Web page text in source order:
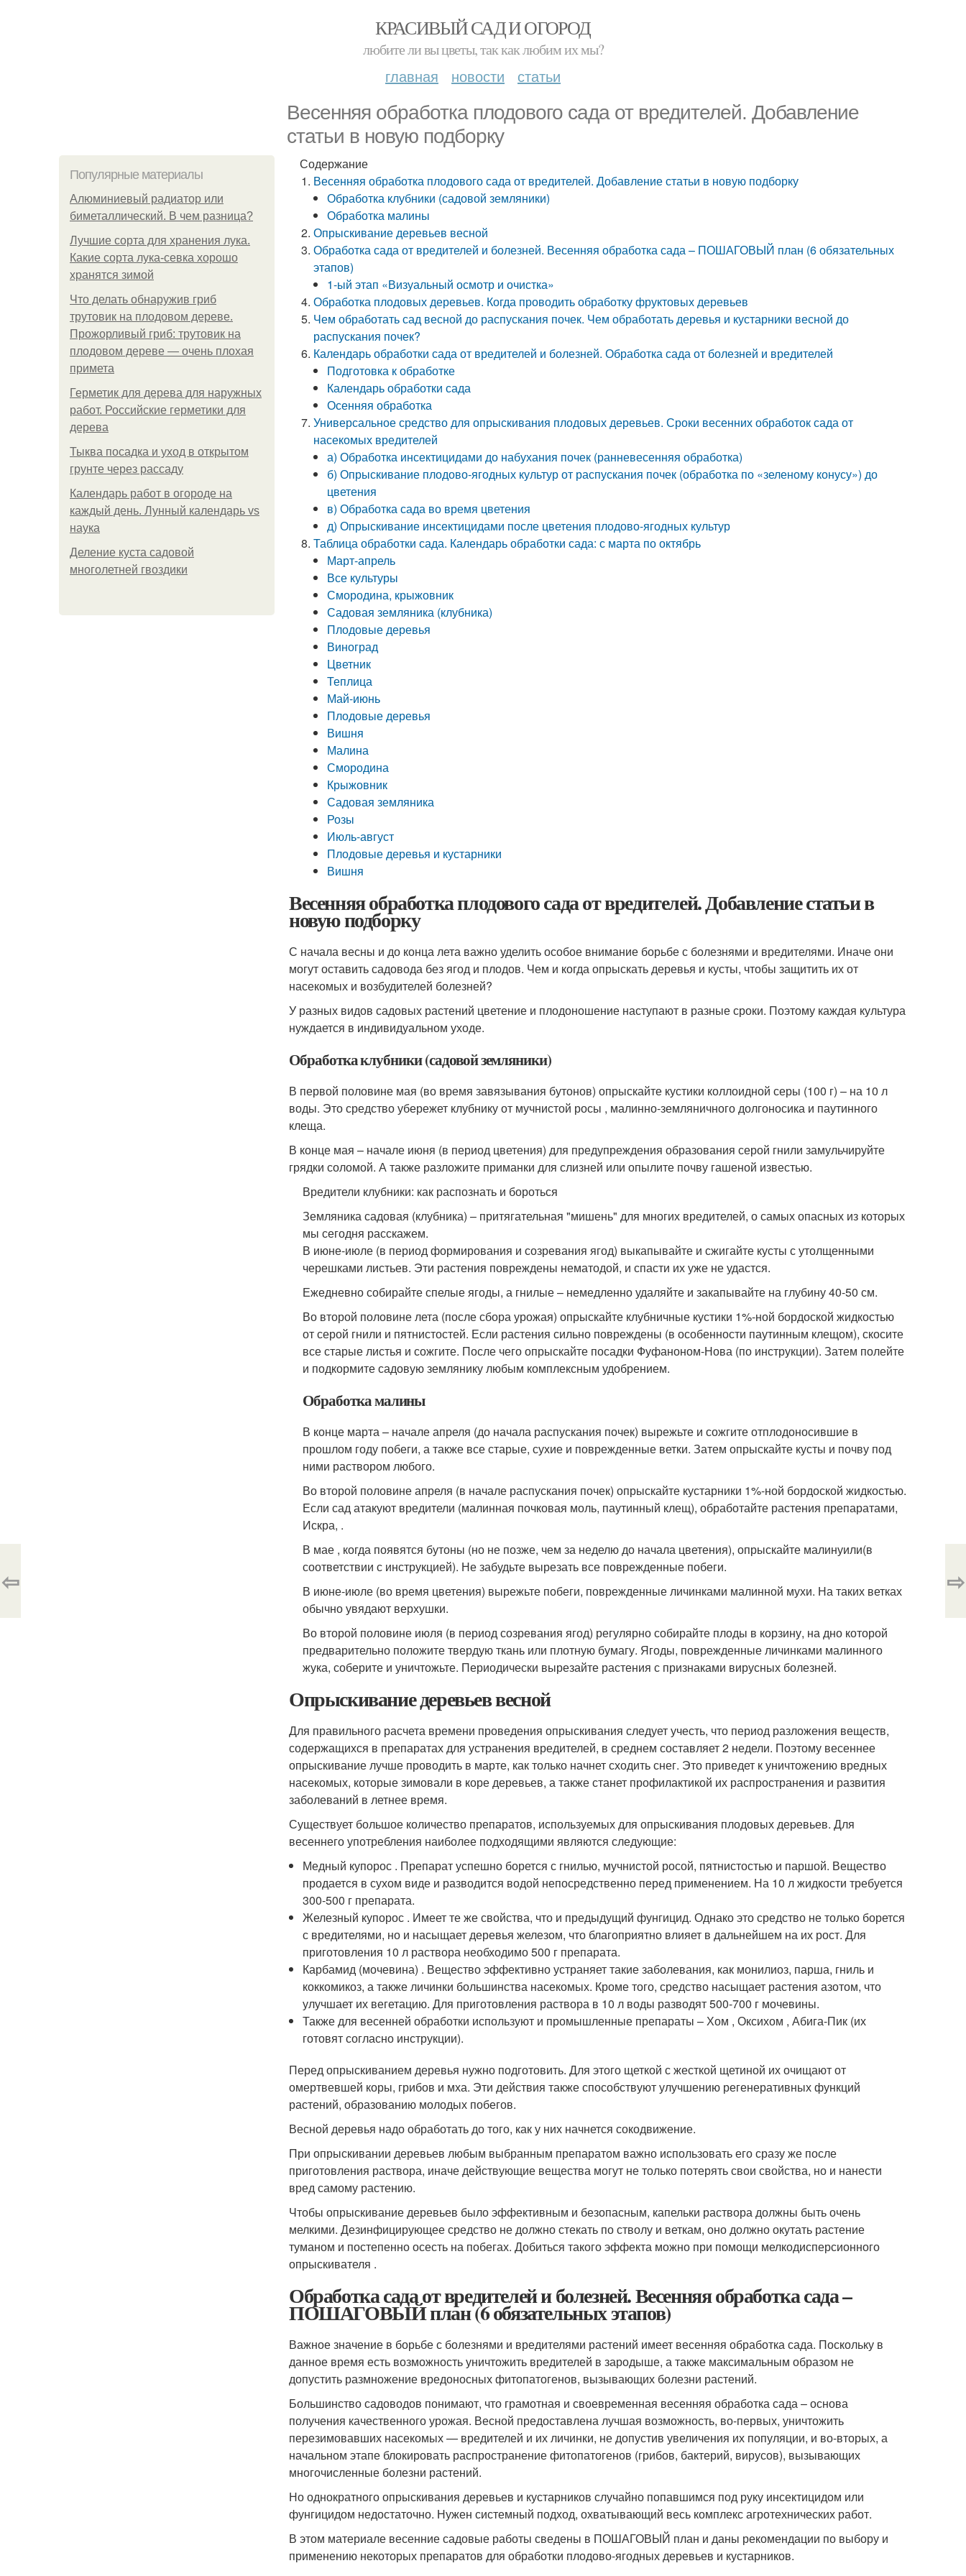
КРАСИВЫЙ САД И ОГОРОД
любите ли вы цветы, так как любим их мы?
главная новости статьи
Весенняя обработка плодового сада от вредителей. Добавление
статьи в новую подборку
Популярные материалы
Алюминиевый радиатор или
биметаллический. В чем разница?
Лучшие сорта для хранения лука.
Какие сорта лука-севка хорошо
хранятся зимой
Что делать обнаружив гриб
трутовик на плодовом дереве.
Прожорливый гриб: трутовик на
плодовом дереве — очень плохая
примета
Герметик для дерева для наружных
работ. Российские герметики для
дерева
Тыква посадка и уход в открытом
грунте через рассаду
Календарь работ в огороде на
каждый день. Лунный календарь vs
наука
Деление куста садовой
многолетней гвоздики
Содержание
Весенняя обработка плодового сада от вредителей. Добавление статьи в новую подборку
Обработка клубники (садовой земляники)
Обработка малины
Опрыскивание деревьев весной
Обработка сада от вредителей и болезней. Весенняя обработка сада – ПОШАГОВЫЙ план (6 обязательных
этапов)
1-ый этап «Визуальный осмотр и очистка»
Обработка плодовых деревьев. Когда проводить обработку фруктовых деревьев
Чем обработать сад весной до распускания почек. Чем обработать деревья и кустарники весной до
распускания почек?
Календарь обработки сада от вредителей и болезней. Обработка сада от болезней и вредителей
Подготовка к обработке
Календарь обработки сада
Осенняя обработка
Универсальное средство для опрыскивания плодовых деревьев. Сроки весенних обработок сада от
насекомых вредителей
а) Обработка инсектицидами до набухания почек (ранневесенняя обработка)
б) Опрыскивание плодово-ягодных культур от распускания почек (обработка по «зеленому конусу») до
цветения
в) Обработка сада во время цветения
д) Опрыскивание инсектицидами после цветения плодово-ягодных культур
Таблица обработки сада. Календарь обработки сада: с марта по октябрь
Март-апрель
Все культуры
Смородина, крыжовник
Садовая земляника (клубника)
Плодовые деревья
Виноград
Цветник
Теплица
Май-июнь
Плодовые деревья
Вишня
Малина
Смородина
Крыжовник
Садовая земляника
Розы
Июль-август
Плодовые деревья и кустарники
Вишня
Весенняя обработка плодового сада от вредителей. Добавление статьи в
новую подборку
С начала весны и до конца лета важно уделить особое внимание борьбе с болезнями и вредителями. Иначе они
могут оставить садовода без ягод и плодов. Чем и когда опрыскать деревья и кусты, чтобы защитить их от
насекомых и возбудителей болезней?
У разных видов садовых растений цветение и плодоношение наступают в разные сроки. Поэтому каждая культура
нуждается в индивидуальном уходе.
Обработка клубники (садовой земляники)
В первой половине мая (во время завязывания бутонов) опрыскайте кустики коллоидной серы (100 г) – на 10 л
воды. Это средство убережет клубнику от мучнистой росы , малинно-земляничного долгоносика и паутинного
клеща.
В конце мая – начале июня (в период цветения) для предупреждения образования серой гнили замульчируйте
грядки соломой. А также разложите приманки для слизней или опылите почву гашеной известью.
Вредители клубники: как распознать и бороться
Земляника садовая (клубника) – притягательная "мишень" для многих вредителей, о самых опасных из которых
мы сегодня расскажем.
В июне-июле (в период формирования и созревания ягод) выкапывайте и сжигайте кусты с утолщенными
черешками листьев. Эти растения повреждены нематодой, и спасти их уже не удастся.
Ежедневно собирайте спелые ягоды, а гнилые – немедленно удаляйте и закапывайте на глубину 40-50 см.
Во второй половине лета (после сбора урожая) опрыскайте клубничные кустики 1%-ной бордоской жидкостью
от серой гнили и пятнистостей. Если растения сильно повреждены (в особенности паутинным клещом), скосите
все старые листья и сожгите. После чего опрыскайте посадки Фуфаноном-Нова (по инструкции). Затем полейте
и подкормите садовую землянику любым комплексным удобрением.
Обработка малины
В конце марта – начале апреля (до начала распускания почек) вырежьте и сожгите отплодоносившие в
прошлом году побеги, а также все старые, сухие и поврежденные ветки. Затем опрыскайте кусты и почву под
ними раствором любого.
Во второй половине апреля (в начале распускания почек) опрыскайте кустарники 1%-ной бордоской жидкостью.
Если сад атакуют вредители (малинная почковая моль, паутинный клещ), обработайте растения препаратами,
Искра, .
В мае , когда появятся бутоны (но не позже, чем за неделю до начала цветения), опрыскайте малинуили(в
соответствии с инструкцией). Не забудьте вырезать все поврежденные побеги.
В июне-июле (во время цветения) вырежьте побеги, поврежденные личинками малинной мухи. На таких ветках
обычно увядают верхушки.
Во второй половине июля (в период созревания ягод) регулярно собирайте плоды в корзину, на дно которой
предварительно положите твердую ткань или плотную бумагу. Ягоды, поврежденные личинками малинного
жука, соберите и уничтожьте. Периодически вырезайте растения с признаками вирусных болезней.
Опрыскивание деревьев весной
Для правильного расчета времени проведения опрыскивания следует учесть, что период разложения веществ,
содержащихся в препаратах для устранения вредителей, в среднем составляет 2 недели. Поэтому весеннее
опрыскивание лучше проводить в марте, как только начнет сходить снег. Это приведет к уничтожению вредных
насекомых, которые зимовали в коре деревьев, а также станет профилактикой их распространения и развития
заболеваний в летнее время.
Существует большое количество препаратов, используемых для опрыскивания плодовых деревьев. Для
весеннего употребления наиболее подходящими являются следующие:
Медный купорос . Препарат успешно борется с гнилью, мучнистой росой, пятнистостью и паршой. Вещество
продается в сухом виде и разводится водой непосредственно перед применением. На 10 л жидкости требуется
300-500 г препарата.
Железный купорос . Имеет те же свойства, что и предыдущий фунгицид. Однако это средство не только борется
с вредителями, но и насыщает деревья железом, что благоприятно влияет в дальнейшем на их рост. Для
приготовления 10 л раствора необходимо 500 г препарата.
Карбамид (мочевина) . Вещество эффективно устраняет такие заболевания, как монилиоз, парша, гниль и
коккомикоз, а также личинки большинства насекомых. Кроме того, средство насыщает растения азотом, что
улучшает их вегетацию. Для приготовления раствора в 10 л воды разводят 500-700 г мочевины.
Также для весенней обработки используют и промышленные препараты – Хом , Оксихом , Абига-Пик (их
готовят согласно инструкции).
Перед опрыскиванием деревья нужно подготовить. Для этого щеткой с жесткой щетиной их очищают от
омертвевшей коры, грибов и мха. Эти действия также способствуют улучшению регенеративных функций
растений, образованию молодых побегов.
Весной деревья надо обработать до того, как у них начнется сокодвижение.
При опрыскивании деревьев любым выбранным препаратом важно использовать его сразу же после
приготовления раствора, иначе действующие вещества могут не только потерять свои свойства, но и нанести
вред самому растению.
Чтобы опрыскивание деревьев было эффективным и безопасным, капельки раствора должны быть очень
мелкими. Дезинфицирующее средство не должно стекать по стволу и веткам, оно должно окутать растение
туманом и постепенно осесть на побегах. Добиться такого эффекта можно при помощи мелкодисперсионного
опрыскивателя .
Обработка сада от вредителей и болезней. Весенняя обработка сада –
ПОШАГОВЫЙ план (6 обязательных этапов)
Важное значение в борьбе с болезнями и вредителями растений имеет весенняя обработка сада. Поскольку в
данное время есть возможность уничтожить вредителей в зародыше, а также максимальным образом не
допустить размножение вредоносных фитопатогенов, вызывающих болезни растений.
Большинство садоводов понимают, что грамотная и своевременная весенняя обработка сада – основа
получения качественного урожая. Весной предоставлена лучшая возможность, во-первых, уничтожить
перезимовавших насекомых — вредителей и их личинки, не допустив увеличения их популяции, и во-вторых, а
начальном этапе блокировать распространение фитопатогенов (грибов, бактерий, вирусов), вызывающих
многочисленные болезни растений.
Но однократного опрыскивания деревьев и кустарников случайно попавшимся под руку инсектицидом или
фунгицидом недостаточно. Нужен системный подход, охватывающий весь комплекс агротехнических работ.
В этом материале весенние садовые работы сведены в ПОШАГОВЫЙ план и даны рекомендации по выбору и
применению некоторых препаратов для обработки плодово-ягодных деревьев и кустарников.
⇦ ⇨